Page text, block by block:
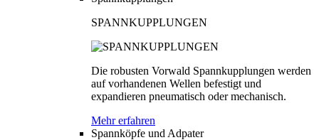
SPANNKUPPLUNGEN
Die robusten Vorwald Spannkupplungen werden
auf vorhandenen Wellen befestigt und
expandieren pneumatisch oder mechanisch.
Mehr erfahren
Spannköpfe und Adpater